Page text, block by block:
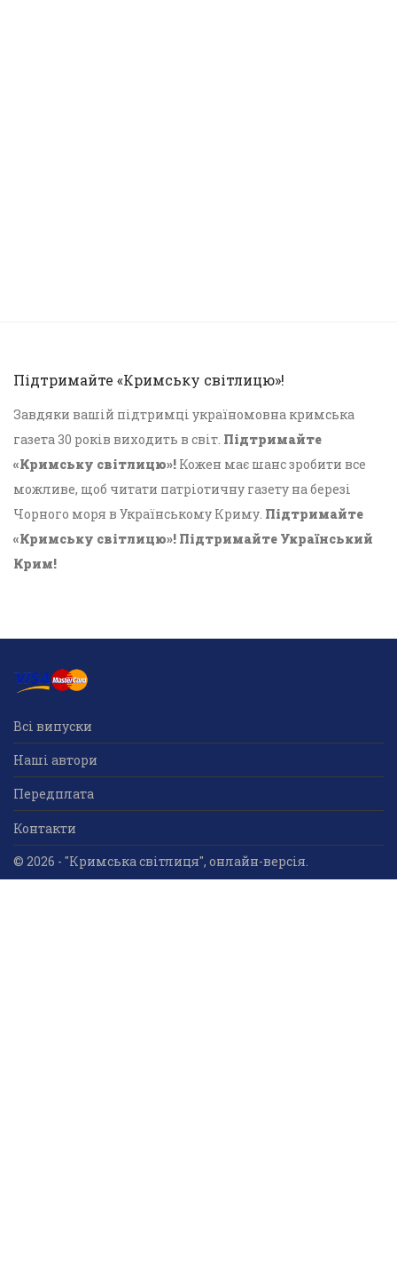
Підтримайте «Кримську світлицю»!
Завдяки вашій підтримці україномовна кримська
газета 30 років виходить в світ. Підтримайте
«Кримську світлицю»! Кожен має шанс зробити все
можливе, щоб читати патріотичну газету на березі
Чорного моря в Українському Криму. Підтримайте
«Кримську світлицю»! Підтримайте Український
Крим!
Всі випуски
Наші автори
Передплата
Контакти
© 2026 - "Кримська світлиця", онлайн-версія.